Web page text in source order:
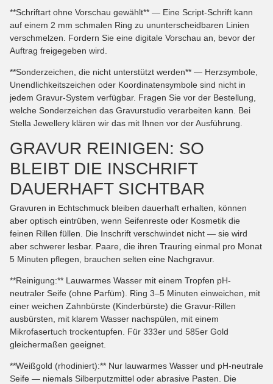
**Schriftart ohne Vorschau gewählt** — Eine Script-Schrift kann
auf einem 2 mm schmalen Ring zu ununterscheidbaren Linien
verschmelzen. Fordern Sie eine digitale Vorschau an, bevor der
Auftrag freigegeben wird.
**Sonderzeichen, die nicht unterstützt werden** — Herzsymbole,
Unendlichkeitszeichen oder Koordinatensymbole sind nicht in
jedem Gravur-System verfügbar. Fragen Sie vor der Bestellung,
welche Sonderzeichen das Gravurstudio verarbeiten kann. Bei
Stella Jewellery klären wir das mit Ihnen vor der Ausführung.
GRAVUR REINIGEN: SO
BLEIBT DIE INSCHRIFT
DAUERHAFT SICHTBAR
Gravuren in Echtschmuck bleiben dauerhaft erhalten, können
aber optisch eintrüben, wenn Seifenreste oder Kosmetik die
feinen Rillen füllen. Die Inschrift verschwindet nicht — sie wird
aber schwerer lesbar. Paare, die ihren Trauring einmal pro Monat
5 Minuten pflegen, brauchen selten eine Nachgravur.
**Reinigung:** Lauwarmes Wasser mit einem Tropfen pH-
neutraler Seife (ohne Parfüm). Ring 3–5 Minuten einweichen, mit
einer weichen Zahnbürste (Kinderbürste) die Gravur-Rillen
ausbürsten, mit klarem Wasser nachspülen, mit einem
Mikrofasertuch trockentupfen. Für 333er und 585er Gold
gleichermaßen geeignet.
**Weißgold (rhodiniert):** Nur lauwarmes Wasser und pH-neutrale
Seife — niemals Silberputzmittel oder abrasive Pasten. Die